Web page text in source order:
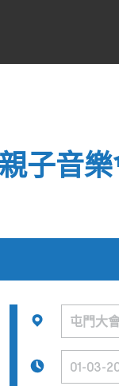
子音